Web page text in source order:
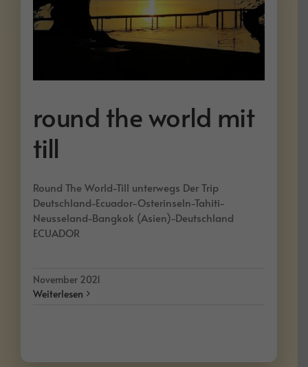
round the world mit
till
Round The World-Till unterwegs Der Trip
Deutschland-Ecuador-Osterinseln-Tahiti-
Neusseland-Bangkok (Asien)-Deutschland
ECUADOR
November 2021
Weiterlesen